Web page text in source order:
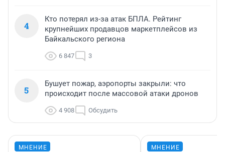
4
Кто потерял из-за атак БПЛА. Рейтинг
крупнейших продавцов маркетплейсов из
Байкальского региона
6 847 3
5
Бушует пожар, аэропорты закрыли: что
происходит после массовой атаки дронов
4 908 Обсудить
МНЕНИЕ МНЕНИЕ